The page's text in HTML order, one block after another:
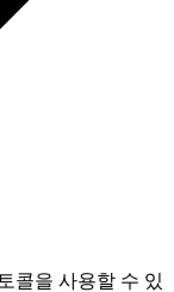
콜을 사용할 수 있